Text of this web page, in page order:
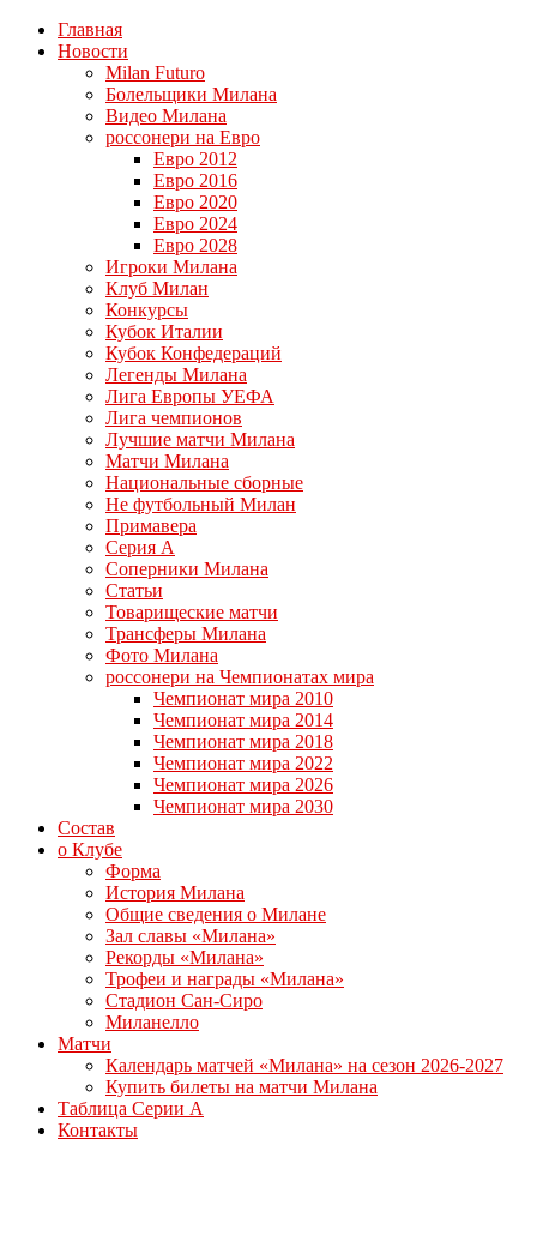
Главная
Новости
Milan Futuro
Болельщики Милана
Видео Милана
россонери на Евро
Евро 2012
Евро 2016
Евро 2020
Евро 2024
Евро 2028
Игроки Милана
Клуб Милан
Конкурсы
Кубок Италии
Кубок Конфедераций
Легенды Милана
Лига Европы УЕФА
Лига чемпионов
Лучшие матчи Милана
Матчи Милана
Национальные сборные
Не футбольный Милан
Примавера
Серия А
Соперники Милана
Статьи
Товарищеские матчи
Трансферы Милана
Фото Милана
россонери на Чемпионатах мира
Чемпионат мира 2010
Чемпионат мира 2014
Чемпионат мира 2018
Чемпионат мира 2022
Чемпионат мира 2026
Чемпионат мира 2030
Состав
о Клубе
Форма
История Милана
Общие сведения о Милане
Зал славы «Милана»
Рекорды «Милана»
Трофеи и награды «Милана»
Стадион Сан-Сиро
Миланелло
Матчи
Календарь матчей «Милана» на сезон 2026-2027
Купить билеты на матчи Милана
Таблица Серии А
Контакты